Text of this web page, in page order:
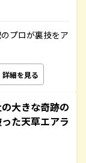
プロが裏技をア
詳細を見る
大きな奇跡の
た天草エアラ